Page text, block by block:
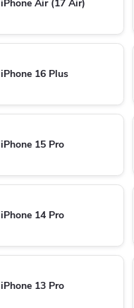
iPhone Air (17 Air)
iPhone 16 Plus
iPhone 15 Pro
iPhone 14 Pro
iPhone 13 Pro